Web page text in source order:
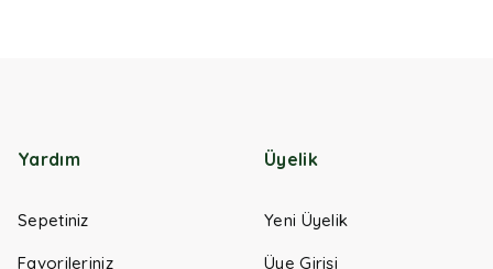
Yardım
Sepetiniz
Favorileriniz
Üyelik
Yeni Üyelik
Üye Girişi